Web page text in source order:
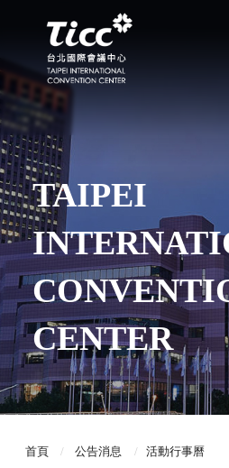
TAIPEI
CENTER
首頁 公告消息 活動行事曆